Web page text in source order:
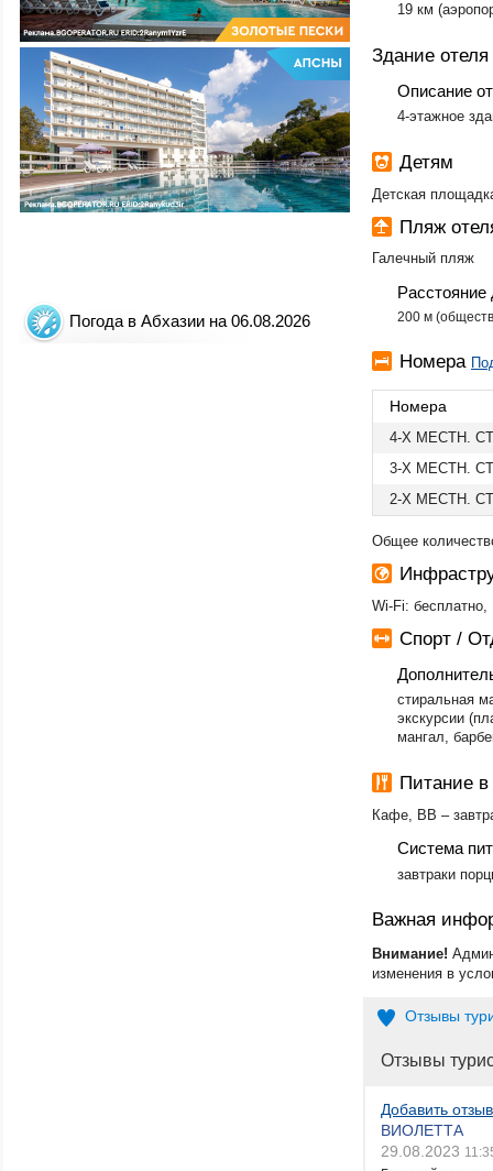
Погода в Абхазии на 06.08.2026
19 км
Здание отеля
Описание
​4-этажное
Детям
Детская
Пляж
Галечный пляж
200 м
Номера
Номера
4-Х МЕСТН.
3-Х МЕСТН.
2-Х МЕСТН.
Общее
Wi-Fi: бесплатно,
Спорт /
стиральная
экскурсии
мангал,
Питание
Кафе, BB –
Система
завтраки
Важная
Внимание!
изменения в
Отзывы
Отзывы
Добавить отзыв
ВИОЛЕТТА
29.08.2023